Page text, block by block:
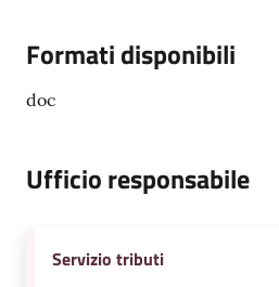
Formati disponibili
doc
Ufficio responsabile
Servizio tributi